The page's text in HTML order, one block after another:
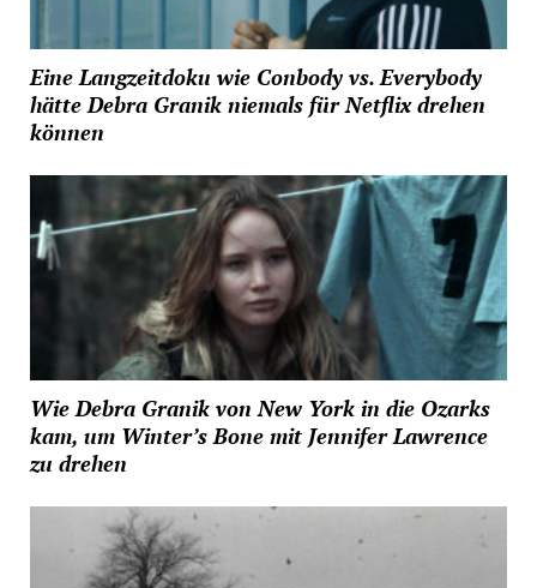
Eine Langzeitdoku wie Conbody vs. Everybody
hätte Debra Granik niemals für Netflix drehen
können
Wie Debra Granik von New York in die Ozarks
kam, um Winter’s Bone mit Jennifer Lawrence
zu drehen